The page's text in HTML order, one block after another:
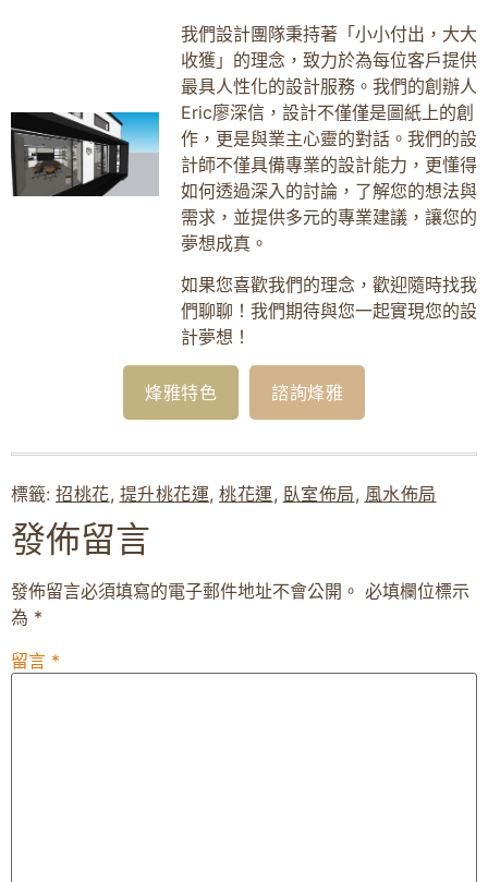
我們設計團隊秉持著「小小付出，大大
收獲」的理念，致力於為每位客戶提供
最具人性化的設計服務。我們的創辦人
Eric廖深信，設計不僅僅是圖紙上的創
作，更是與業主心靈的對話。我們的設
計師不僅具備專業的設計能力，更懂得
如何透過深入的討論，了解您的想法與
需求，並提供多元的專業建議，讓您的
夢想成真。
如果您喜歡我們的理念，歡迎隨時找我
們聊聊！我們期待與您一起實現您的設
計夢想！
烽雅特色 諮詢烽雅
標籤: 招桃花, 提升桃花運, 桃花運, 臥室佈局, 風水佈局
發佈留言
發佈留言必須填寫的電子郵件地址不會公開。 必填欄位標示
為 *
留言 *